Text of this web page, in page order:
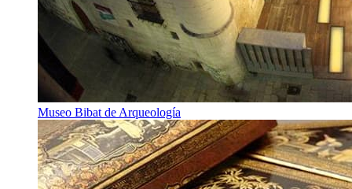
Museo Bibat de Arqueología